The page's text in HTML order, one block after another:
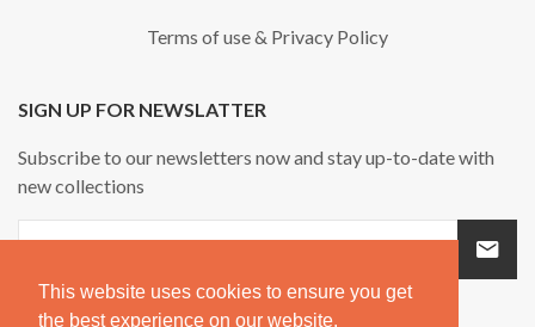
This website uses cookies to ensure you get
the best experience on our website.
Terms of use& Privacy Policy
SIGN UP FOR NEWSLATTER
Subscribe to our newsletters now and stay up-to-date with
new collections